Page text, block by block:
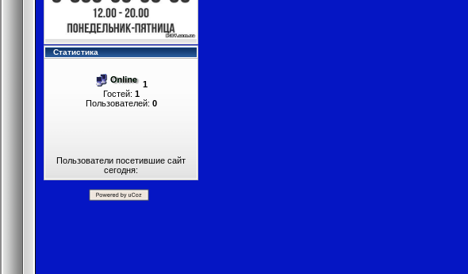
Статистика
1
Гостей: 1
Пользователей: 0
Пользователи посетившие сайт
сегодня: